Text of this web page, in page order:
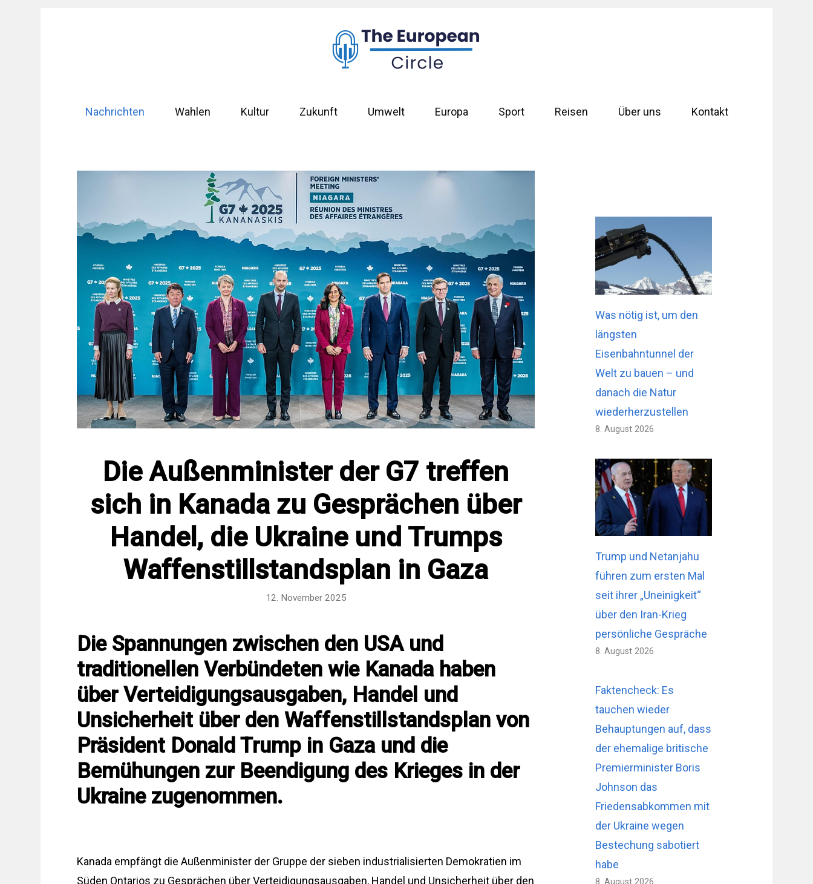
Nachrichten Wahlen Kultur Zukunft Umwelt Europa Sport Reisen Über uns Kontakt
Die Außenminister der G7 treffen
sich in Kanada zu Gesprächen über
Handel, die Ukraine und Trumps
Waffenstillstandsplan in Gaza
12. November 2025
Die Spannungen zwischen den USA und
traditionellen Verbündeten wie Kanada haben
über Verteidigungsausgaben, Handel und
Unsicherheit über den Waffenstillstandsplan von
Präsident Donald Trump in Gaza und die
Bemühungen zur Beendigung des Krieges in der
Ukraine zugenommen.
Kanada empfängt die Außenminister der Gruppe der sieben industrialisierten Demokratien im
Süden Ontarios zu Gesprächen über Verteidigungsausgaben, Handel und Unsicherheit über den
Was nötig ist, um den
längsten
Eisenbahntunnel der
Welt zu bauen – und
danach die Natur
wiederherzustellen
8. August 2026
Trump und Netanjahu
führen zum ersten Mal
seit ihrer „Uneinigkeit“
über den Iran-Krieg
persönliche Gespräche
8. August 2026
Faktencheck: Es
tauchen wieder
Behauptungen auf, dass
der ehemalige britische
Premierminister Boris
Johnson das
Friedensabkommen mit
der Ukraine wegen
Bestechung sabotiert
habe
8. August 2026